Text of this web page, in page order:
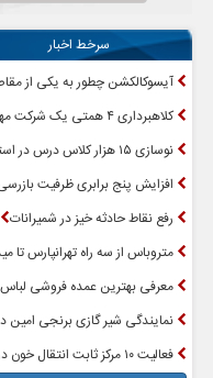
سرخط اخبار
آیسوکالکشن چطور به یکی از
کلاهبرداری ۴ همتی یک شرکت مهاجرتی
نوسازی ۱۵ هزار کلاس درس در استان تهران
افزایش پنج برابری ظرفیت
رفع نقاط حادثه خیز در شمیرانات
متروباس از سه راه تهرانپارس تا
معرفی بهترین عمده فروشی لباس
نمایندگی شیر گازی برنجی امین
فعالیت ۱۰ مرکز ثابت انتقال خون در سطح استان تهران